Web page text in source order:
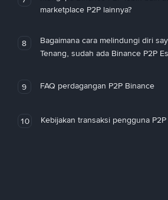
marketplace P2P lainnya?
8
Bagaimana cara melindungi diri
Tenang, sudah ada Binance P2P
9 FAQ perdagangan P2P Binance
10 Kebijakan transaksi pengguna P2P